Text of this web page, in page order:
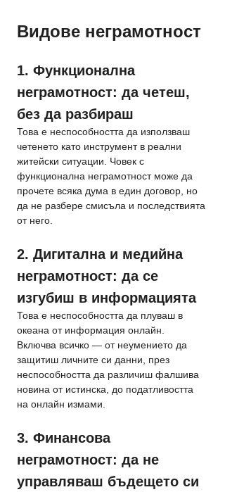
Видове неграмотност
1. Функционална
неграмотност: да четеш,
без да разбираш
Това е неспособността да използваш
четенето като инструмент в реални
житейски ситуации. Човек с
функционална неграмотност може да
прочете всяка дума в един договор, но
да не разбере смисъла и последствията
от него.
2. Дигитална и медийна
неграмотност: да се
изгубиш в информацията
Това е неспособността да плуваш в
океана от информация онлайн.
Включва всичко — от неумението да
защитиш личните си данни, през
неспособността да различиш фалшива
новина от истинска, до податливостта
на онлайн измами.
3. Финансова
неграмотност: да не
управляваш бъдещето си